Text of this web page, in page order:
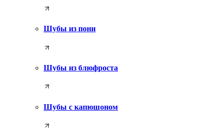
Шубы из пони
Шубы из блюфроста
Шубы с капюшоном